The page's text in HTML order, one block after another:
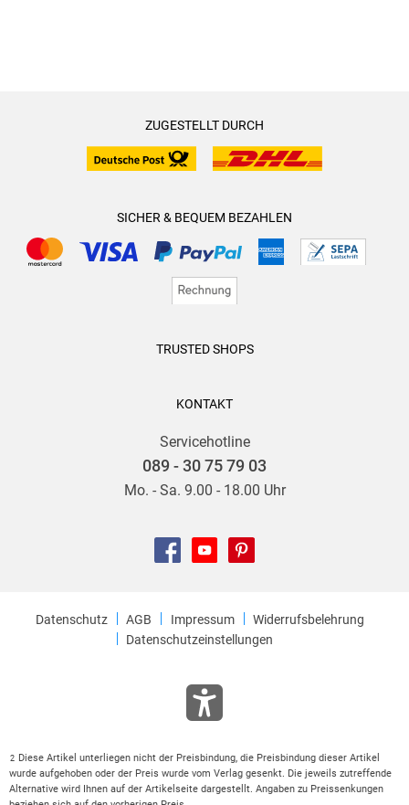
ZUGESTELLT DURCH
SICHER & BEQUEM BEZAHLEN
TRUSTED SHOPS
KONTAKT
Servicehotline
089 - 30 75 79 03
Mo. - Sa. 9.00 - 18.00 Uhr
Datenschutz AGB Impressum
Widerrufsbelehrung
Datenschutzeinstellungen
2
Diese Artikel unterliegen nicht der Preisbindung, die Preisbindung dieser Artikel
wurde aufgehoben oder der Preis wurde vom Verlag gesenkt. Die jeweils zutreffende
Alternative wird Ihnen auf der Artikelseite dargestellt. Angaben zu Preissenkungen